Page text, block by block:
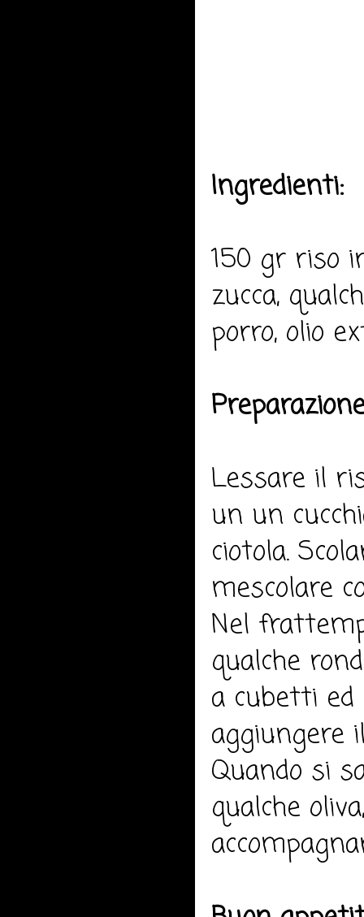
Ingredienti:
150 gr riso
zucca,
porro, olio
Lessare il
un un
ciotola.
mescolare
Nel
qualche
a cubetti ed
aggiungere
Quando si
qualche